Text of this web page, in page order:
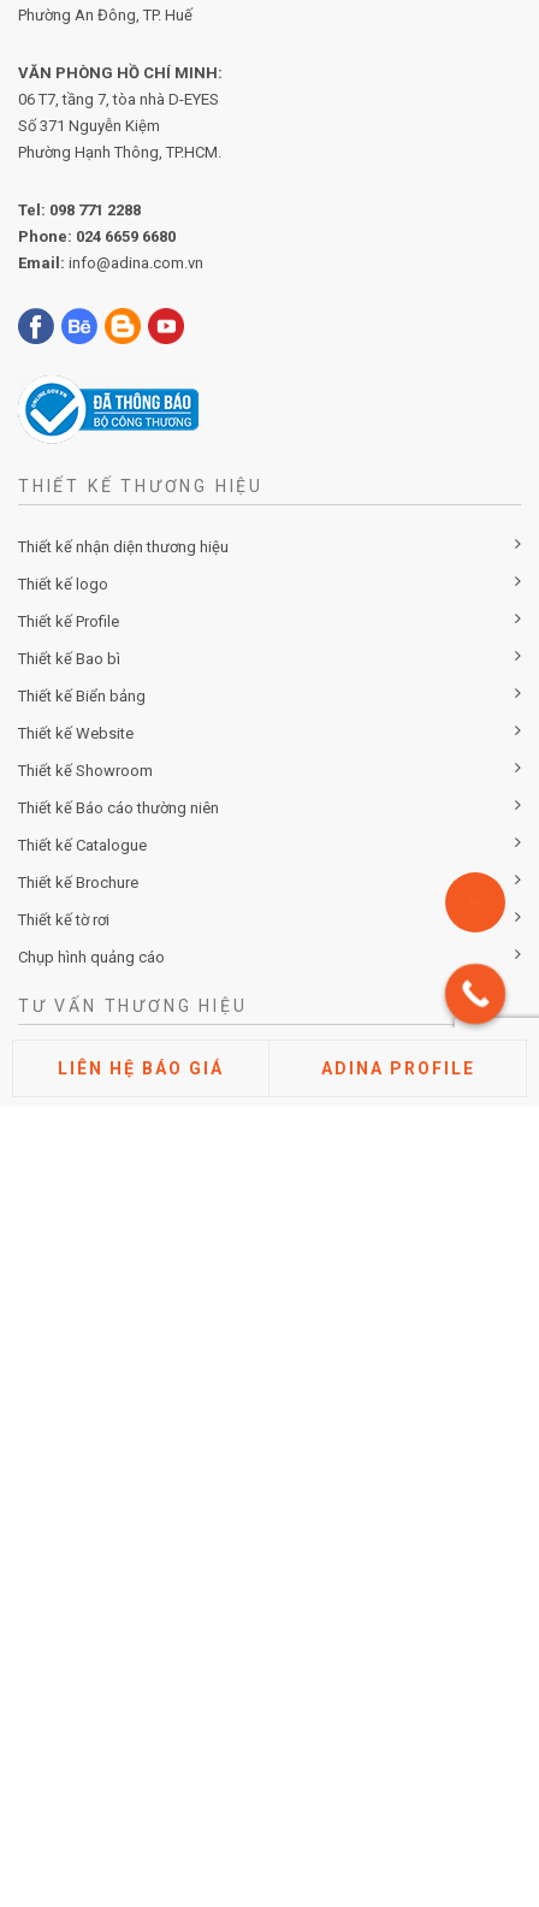
Phường An Đông, TP. Huế
VĂN PHÒNG HỒ CHÍ MINH:
06 T7, tầng 7, tòa nhà D-EYES
Số 371 Nguyễn Kiệm
Phường Hạnh Thông, TP.HCM.
Tel: 098 771 2288
Phone: 024 6659 6680
Email: info@adina.com.vn
THIẾT KẾ THƯƠNG HIỆU
Thiết kế nhận diện thương hiệu
Thiết kế logo
Thiết kế Profile
Thiết kế Bao bì
Thiết kế Biển bảng
Thiết kế Website
Thiết kế Showroom
Thiết kế Báo cáo thường niên
Thiết kế Catalogue
Thiết kế Brochure
Thiết kế tờ rơi
Chụp hình quảng cáo
TƯ VẤN THƯƠNG HIỆU
Tư vấn chiến lược khác biệt hóa thương hiệu
LIÊN HỆ BÁO GIÁ ADINA PROFILE